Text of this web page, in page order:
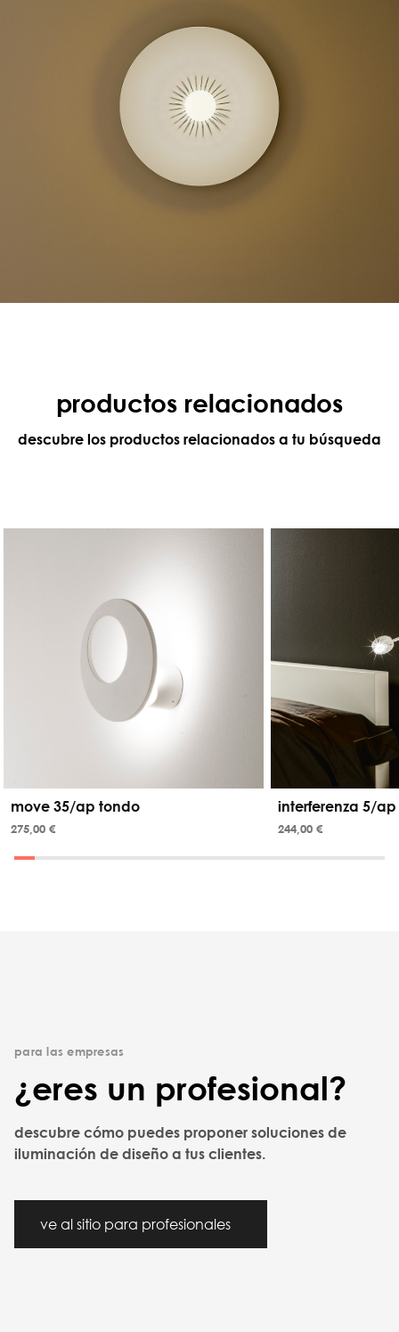
productos relacionados
descubre los productos relacionados a tu búsqueda
move 35/ap tondo
275,00 €
interferenza 5/ap
244,00 €
para las empresas
¿eres un profesional?
descubre cómo puedes proponer soluciones de
iluminación de diseño a tus clientes.
ve al sitio para profesionales